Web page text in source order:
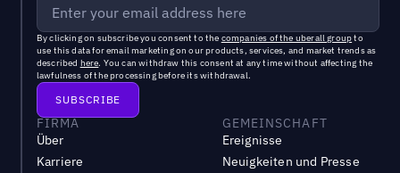
By clicking on subscribe you consent to the companies of the uberall groupto
use this data for email marketing on our products, services, and market trends as
described here. You can withdraw this consent at any time without affecting the
lawfulness of the processing before its withdrawal.
FIRMA
Über
Karriere
GEMEINSCHAFT
Ereignisse
Neuigkeiten und Presse